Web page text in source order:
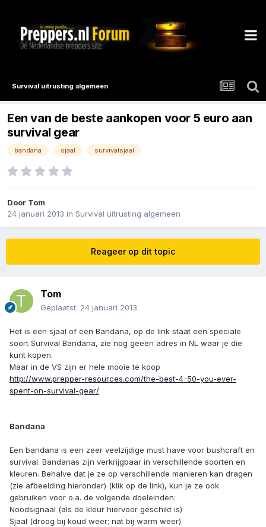
Survival uitrusting algemeen
Een van de beste aankopen voor 5 euro aan
survival gear
bandana sjaal survivalsjaal
Door Tom
24 januari 2013 in Survival uitrusting algemeen
Reageer op dit topic
Tom
Geplaatst: 24 januari 2013
Het is een sjaal of een Bandana, op de link staat een speciale
soort Survival Bandana, zie nog geeen adres in NL waar je die
kunt kopen.
Maar in de VS zijn er hele mooie te koop
http://www.prepper-resources.com/the-best-4-50-you-ever-
spent-on-survival-gear/
Bandana
Een bandana is een zeer veelzijdige must have voor bushcraft en
survival. Bandanas zijn verkrijgbaar in verschillende soorten en
kleuren. Behalve dat je ze op verschillende manieren kan dragen
(zie afbeelding hieronder) (klik op de link), kun je ze ook
gebruiken voor o.a. de volgende doeleinden:
Noodsignaal (als de kleur hiervoor geschikt is)
Sjaal (droog bij koud weer; nat bij warm weer)